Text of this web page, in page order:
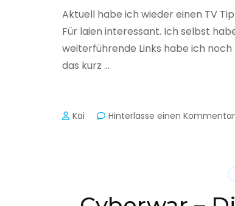
Aktuell habe ich wieder einen TV
Für laien interessant. Ich selbst
weiterführende Links habe ich
das kurz …
Kai Hinterlasse einen Kommentar